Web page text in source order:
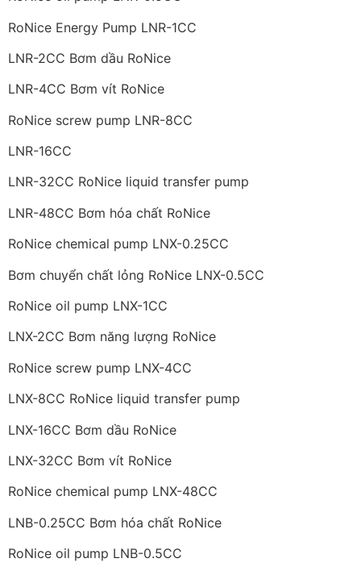
RoNice Energy Pump LNR-1CC
LNR-2CC Bơm dầu RoNice
LNR-4CC Bơm vít RoNice
RoNice screw pump LNR-8CC
LNR-16CC
LNR-32CC RoNice liquid transfer pump
LNR-48CC Bơm hóa chất RoNice
RoNice chemical pump LNX-0.25CC
Bơm chuyển chất lỏng RoNice LNX-0.5CC
RoNice oil pump LNX-1CC
LNX-2CC Bơm năng lượng RoNice
RoNice screw pump LNX-4CC
LNX-8CC RoNice liquid transfer pump
LNX-16CC Bơm dầu RoNice
LNX-32CC Bơm vít RoNice
RoNice chemical pump LNX-48CC
LNB-0.25CC Bơm hóa chất RoNice
RoNice oil pump LNB-0.5CC